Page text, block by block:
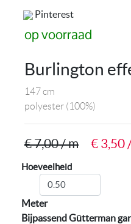
Pinterest
op voorraad
Burlington
147 cm
polyester (100%)
€ 7,00 / m € 3,50
Hoeveelheid
Meter
Bijpassend Gütterman